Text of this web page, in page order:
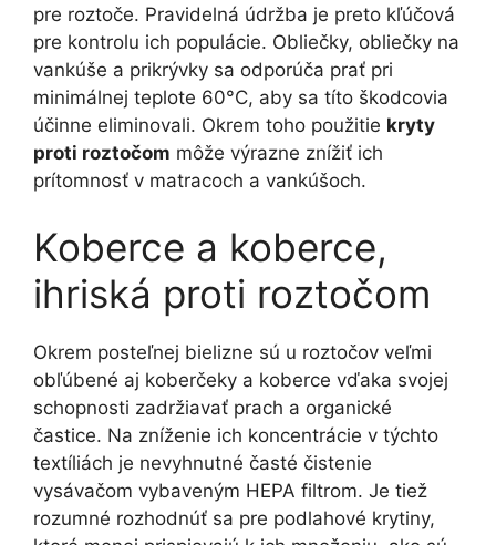
pre roztoče. Pravidelná údržba je preto kľúčová
pre kontrolu ich populácie. Obliečky, obliečky na
vankúše a prikrývky sa odporúča prať pri
minimálnej teplote 60°C, aby sa títo škodcovia
účinne eliminovali. Okrem toho použitie kryty
proti roztočom môže výrazne znížiť ich
prítomnosť v matracoch a vankúšoch.
Koberce a koberce,
ihriská proti roztočom
Okrem posteľnej bielizne sú u roztočov veľmi
obľúbené aj koberčeky a koberce vďaka svojej
schopnosti zadržiavať prach a organické
častice. Na zníženie ich koncentrácie v týchto
textíliách je nevyhnutné časté čistenie
vysávačom vybaveným HEPA filtrom. Je tiež
rozumné rozhodnúť sa pre podlahové krytiny,